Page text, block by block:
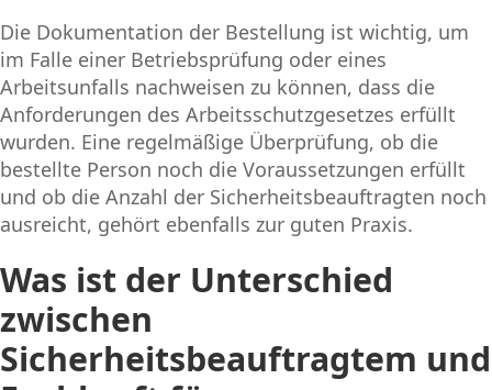
Die Dokumentation der Bestellung ist wichtig, um
im Falle einer Betriebsprüfung oder eines
Arbeitsunfalls nachweisen zu können, dass die
Anforderungen des Arbeitsschutzgesetzes erfüllt
wurden. Eine regelmäßige Überprüfung, ob die
bestellte Person noch die Voraussetzungen erfüllt
und ob die Anzahl der Sicherheitsbeauftragten noch
ausreicht, gehört ebenfalls zur guten Praxis.
Was ist der Unterschied
zwischen
Sicherheitsbeauftragtem und